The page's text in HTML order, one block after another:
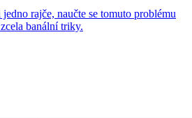
rajče, naučte se tomuto problému
banální triky.